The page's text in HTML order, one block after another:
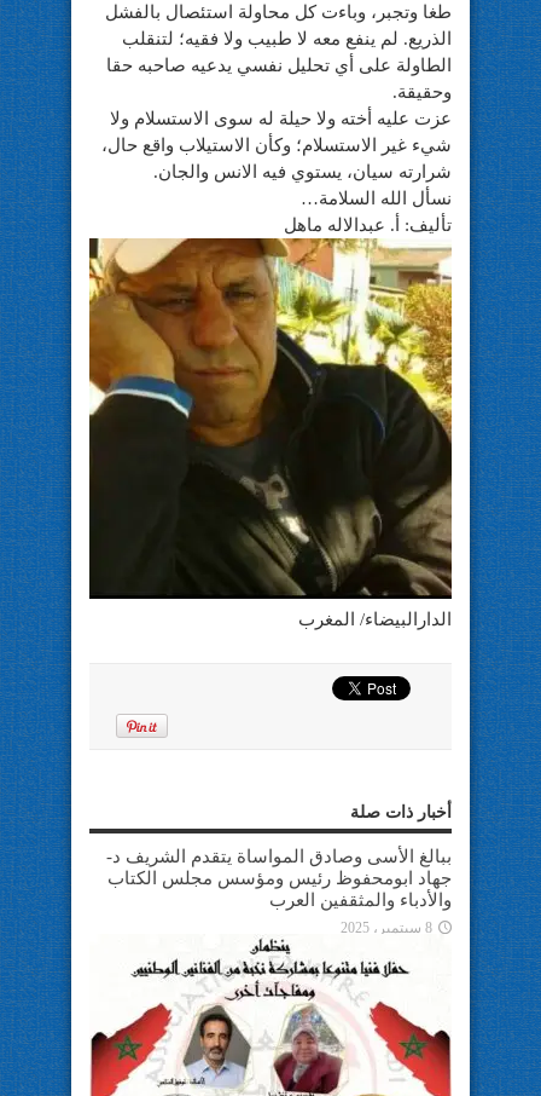
طغا وتجبر، وباءت كل محاولة استئصال بالفشل
الذريع. لم ينفع معه لا طبيب ولا فقيه؛ لتنقلب
الطاولة على أي تحليل نفسي يدعيه صاحبه حقا
وحقيقة.
عزت عليه أخته ولا حيلة له سوى الاستسلام ولا
شيء غير الاستسلام؛ وكأن الاستيلاب واقع حال،
شرارته سيان، يستوي فيه الانس والجان.
نسأل الله السلامة…
تأليف: أ. عبدالاله ماهل
الدارالبيضاء/ المغرب
أخبار ذات صلة
ببالغ الأسى وصادق المواساة يتقدم الشريف د-
جهاد ابومحفوظ رئيس ومؤسس مجلس الكتاب
والأدباء والمثقفين العرب
8 سبتمبر، 2025